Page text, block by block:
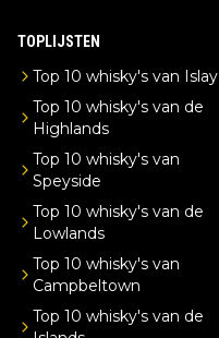
TOPLIJSTEN
Top 10 whisky's van Islay
Top 10 whisky's van de
Highlands
Top 10 whisky's van
Speyside
Top 10 whisky's van de
Lowlands
Top 10 whisky's van
Campbeltown
Top 10 whisky's van de